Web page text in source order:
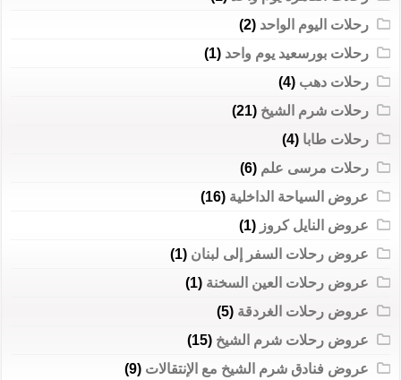
رحلات اليوم الواحد (2)
رحلات بورسعيد يوم واحد (1)
رحلات دهب (4)
رحلات شرم الشيخ (21)
رحلات طابا (4)
رحلات مرسى علم (6)
عروض السياحة الداخلية (16)
عروض النايل كروز (1)
عروض رحلات السفر إلى لبنان (1)
عروض رحلات العين السخنة (1)
عروض رحلات الغردقة (5)
عروض رحلات شرم الشيخ (15)
عروض فنادق شرم الشيخ مع الإنتقالات (9)